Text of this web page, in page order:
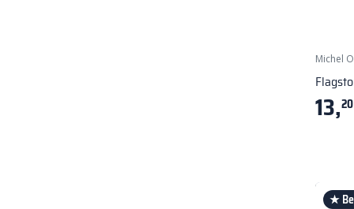
Michel
13,20
★